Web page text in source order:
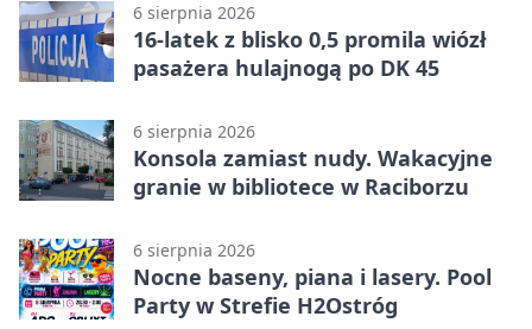
6 sierpnia 2026
16-latek z blisko 0,5 promila wiózł
pasażera hulajnogą po DK 45
6 sierpnia 2026
Konsola zamiast nudy. Wakacyjne
granie w bibliotece w Raciborzu
6 sierpnia 2026
Nocne baseny, piana i lasery. Pool
Party w Strefie H2Ostróg